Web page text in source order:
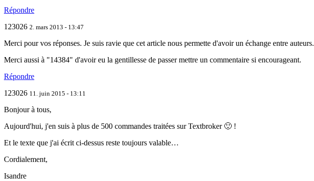
Répondre
123026 2. mars 2013 - 13:47
Merci pour vos réponses. Je suis ravie que cet article nous permette d'avoir un échange entre auteurs.
Merci aussi à "14384" d'avoir eu la gentillesse de passer mettre un commentaire si encourageant.
Répondre
123026 11. juin 2015 - 13:11
Bonjour à tous,
Aujourd'hui, j'en suis à plus de 500 commandes traitées sur Textbroker 🙂 !
Et le texte que j'ai écrit ci-dessus reste toujours valable…
Cordialement,
Isandre